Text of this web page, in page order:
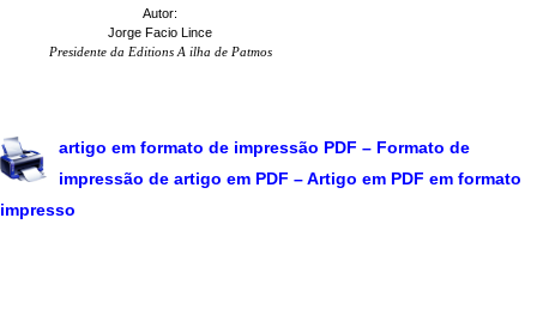
Autor:
Jorge Facio Lince
Presidente da Editions A ilha de Patmos
artigo em formato de impressão PDF – Formato de
impressão de artigo em PDF – Artigo em PDF em formato
impresso